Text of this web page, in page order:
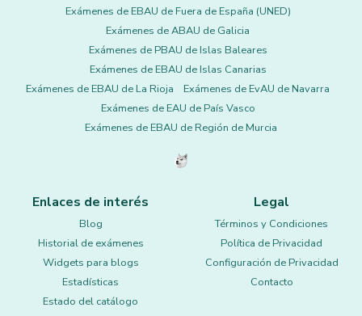
Exámenes de EBAU de Fuera de España (UNED)
Exámenes de ABAU de Galicia
Exámenes de PBAU de Islas Baleares
Exámenes de EBAU de Islas Canarias
Exámenes de EBAU de La Rioja
Exámenes de EvAU de Navarra
Exámenes de EAU de País Vasco
Exámenes de EBAU de Región de Murcia
Enlaces de interés
Blog
Historial de exámenes
Widgets para blogs
Estadísticas
Estado del catálogo
Legal
Términos y Condiciones
Política de Privacidad
Configuración de Privacidad
Contacto